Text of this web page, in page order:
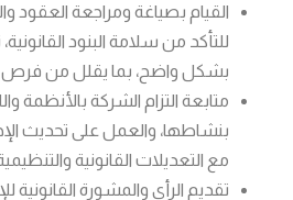
القيام بصياغة ومراجعة العقود
للتأكد من سلامة البنود
بشكل واضح، بما يقلل من فرص
متابعة التزام الشركة بالأنظمة
بنشاطها، والعمل على تحديث
مع التعديلات القانونية
تقديم الرأي والمشورة القانونية